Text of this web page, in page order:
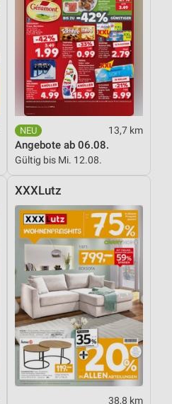
13,7 km
Angebote ab 06.08.
Gültig bis Mi. 12.08.
XXXLutz
38,8 km